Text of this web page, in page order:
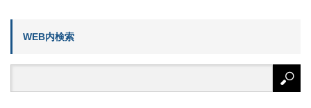
WEB内検索